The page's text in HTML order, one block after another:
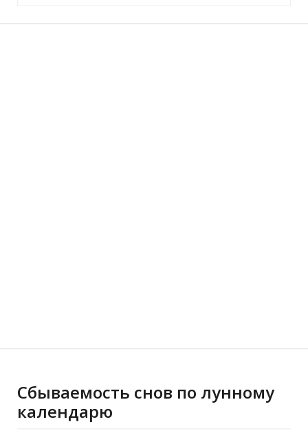
Сбываемость снов по лунному
календарю